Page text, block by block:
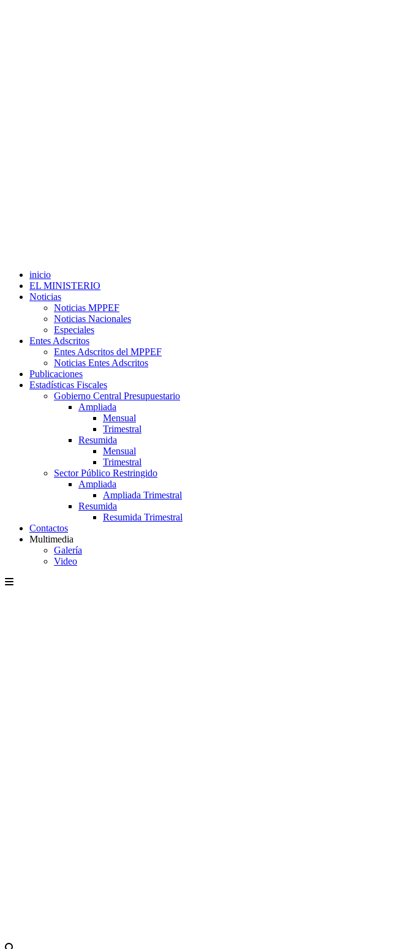
inicio
EL MINISTERIO
Noticias
Noticias MPPEF
Noticias Nacionales
Especiales
Entes Adscritos
Entes Adscritos del MPPEF
Noticias Entes Adscritos
Publicaciones
Estadísticas Fiscales
Gobierno Central Presupuestario
Ampliada
Mensual
Trimestral
Resumida
Mensual
Trimestral
Sector Público Restringido
Ampliada
Ampliada Trimestral
Resumida
Resumida Trimestral
Contactos
Multimedia
Galería
Video